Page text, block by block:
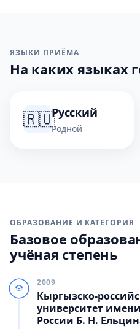
ЯЗЫКИ ПРИЁМА
На каких языках
🇷🇺Русский
Родной
ОБРАЗОВАНИЕ И КАТЕГОРИЯ
Базовое
учёная степень
2009
Кыргызско-
университет
России Б. Н.